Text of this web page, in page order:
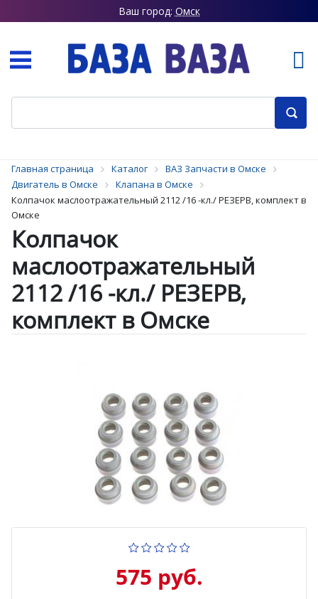
Ваш город: Омск
Главная страница Каталог
ВАЗ Запчасти в Омске
Двигатель в Омске
Клапана в Омске
Колпачок маслоотражательный 2112 /16 -кл./ РЕЗЕРВ, комплект в
Омске
Колпачок
маслоотражательный
2112 /16 -кл./ РЕЗЕРВ,
комплект в Омске
575 руб.